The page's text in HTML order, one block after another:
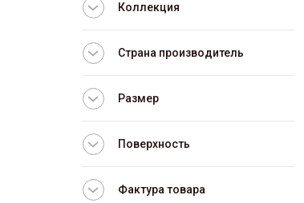
Коллекция
Страна производитель
Размер
Поверхность
Фактура товара